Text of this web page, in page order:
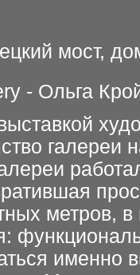
мост,
- Ольга
галереи
метров,
именно